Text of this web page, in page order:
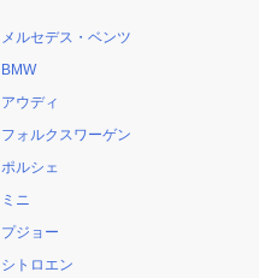
メルセデス・ベンツ
BMW
アウディ
フォルクスワーゲン
ポルシェ
ミニ
プジョー
シトロエン